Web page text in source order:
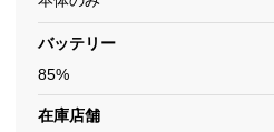
バッテリー
85%
在庫店舗